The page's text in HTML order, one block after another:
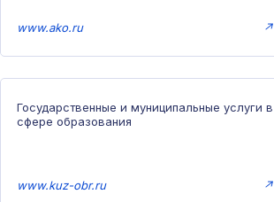
www.ako.ru ↗
Государственные и муниципальные услуги в
сфере образования
www.kuz-obr.ru ↗